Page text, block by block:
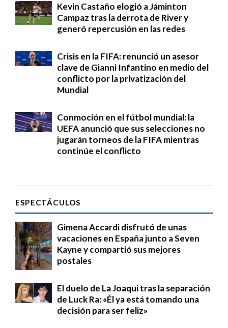
Kevin Castaño elogió a Jáminton
Campaz tras la derrota de River y
generó repercusión en las redes
Crisis en la FIFA: renunció un asesor
clave de Gianni Infantino en medio del
conflicto por la privatización del
Mundial
Conmoción en el fútbol mundial: la
UEFA anunció que sus selecciones no
jugarán torneos de la FIFA mientras
continúe el conflicto
ESPECTÁCULOS
Gimena Accardi disfrutó de unas
vacaciones en España junto a Seven
Kayne y compartió sus mejores
postales
El duelo de La Joaqui tras la separación
de Luck Ra: «Él ya está tomando una
decisión para ser feliz»